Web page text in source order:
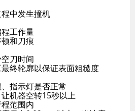
中发生撞机
工作量
和刀痕
刀时间
终轮廓以保证表面粗糙度
指示灯是否正常
机器空转15秒以上
范围内